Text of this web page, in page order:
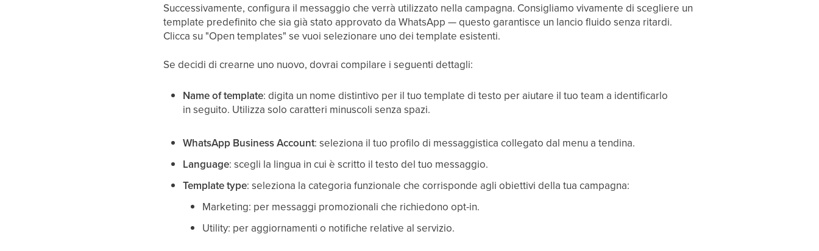
Successivamente, configura il messaggio che verrà utilizzato nella campagna. Consigliamo vivamente di scegliere un
template predefinito che sia già stato approvato da WhatsApp — questo garantisce un lancio fluido senza ritardi.
Clicca su "Open templates" se vuoi selezionare uno dei template esistenti.
Se decidi di crearne uno nuovo, dovrai compilare i seguenti dettagli:
Name of template: digita un nome distintivo per il tuo template di testo per aiutare il tuo team a identificarlo
in seguito. Utilizza solo caratteri minuscoli senza spazi.
WhatsApp Business Account: seleziona il tuo profilo di messaggistica collegato dal menu a tendina.
Language: scegli la lingua in cui è scritto il testo del tuo messaggio.
Template type: seleziona la categoria funzionale che corrisponde agli obiettivi della tua campagna:
Marketing: per messaggi promozionali che richiedono opt-in.
Utility: per aggiornamenti o notifiche relative al servizio.